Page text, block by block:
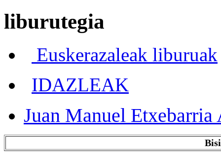
liburutegia
Euskerazaleak liburuak
IDAZLEAK
Juan Manuel Etxebarria